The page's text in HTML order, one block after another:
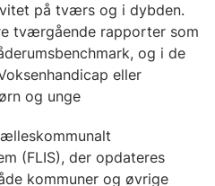
på tværs og i dybden.
tværgående rapporter som
og i de
eller
og unge
(FLIS), der opdateres
kommuner og øvrige